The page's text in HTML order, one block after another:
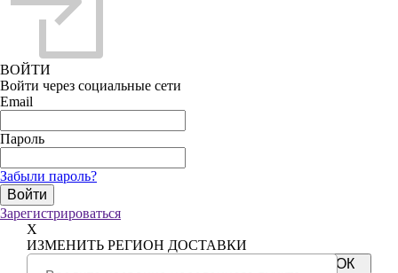
ВОЙТИ
Войти через социальные сети
Email
Пароль
Забыли пароль?
Зарегистрироваться
X
ИЗМЕНИТЬ РЕГИОН ДОСТАВКИ